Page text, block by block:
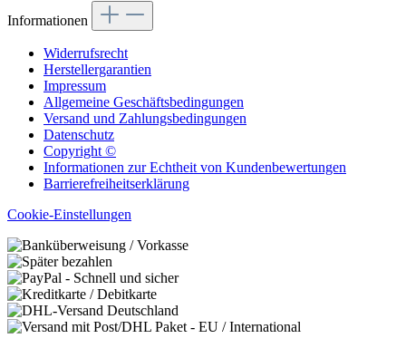
Informationen
Widerrufsrecht
Herstellergarantien
Impressum
Allgemeine Geschäftsbedingungen
Versand und Zahlungsbedingungen
Datenschutz
Copyright ©
Informationen zur Echtheit von Kundenbewertungen
Barrierefreiheitserklärung
Cookie-Einstellungen